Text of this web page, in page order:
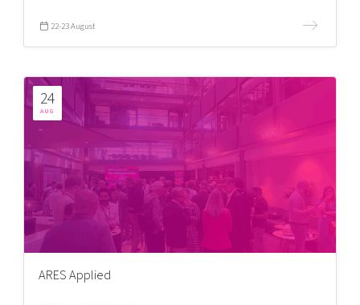
22-23 August
24
AUG
ARES Applied